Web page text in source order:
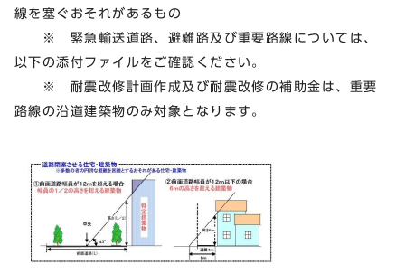
線を塞ぐおそれがあるもの
※ 緊急輸送道路、避難路及び重要路線については、
以下の添付ファイルをご確認ください。
※ 耐震改修計画作成及び耐震改修の補助金は、重要
路線の沿道建築物のみ対象となります。